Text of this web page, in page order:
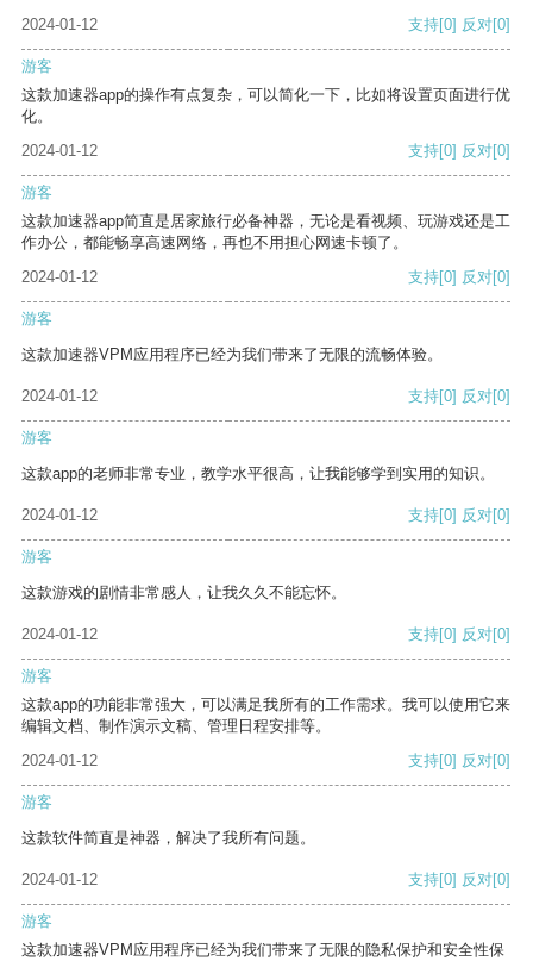
2024-01-12 支持[0] 反对[0]
游客
这款加速器app的操作有点复杂，可以简化一下，比如将设置页面进行优
化。
2024-01-12
支持[0] 反对[0]
游客
这款加速器app简直是居家旅行必备神器，无论是看视频、玩游戏还是工
作办公，都能畅享高速网络，再也不用担心网速卡顿了。
2024-01-12
支持[0] 反对[0]
游客
这款加速器VPM应用程序已经为我们带来了无限的流畅体验。
2024-01-12 支持[0] 反对[0]
游客
这款app的老师非常专业，教学水平很高，让我能够学到实用的知识。
2024-01-12 支持[0] 反对[0]
游客
这款游戏的剧情非常感人，让我久久不能忘怀。
2024-01-12 支持[0] 反对[0]
游客
这款app的功能非常强大，可以满足我所有的工作需求。我可以使用它来
编辑文档、制作演示文稿、管理日程安排等。
2024-01-12
支持[0] 反对[0]
游客
这款软件简直是神器，解决了我所有问题。
2024-01-12 支持[0] 反对[0]
游客
这款加速器VPM应用程序已经为我们带来了无限的隐私保护和安全性保